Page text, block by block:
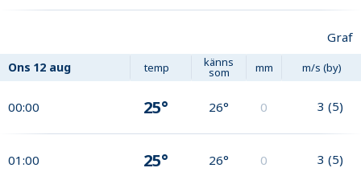
Graf
Ons 12 aug temp känns
som mm m/s (by)
00:00 25° 26° 0 3 (5)
01:00 25° 26° 0 3 (5)